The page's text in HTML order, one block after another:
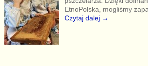
EtnoPolska, mogliśmy
Czytaj dalej →